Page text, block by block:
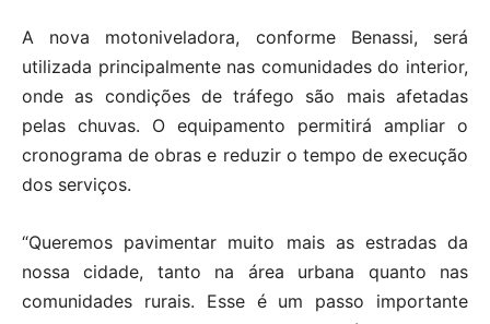
A nova motoniveladora, conforme Benassi, será
utilizada principalmente nas comunidades do interior,
onde as condições de tráfego são mais afetadas
pelas chuvas. O equipamento permitirá ampliar o
cronograma de obras e reduzir o tempo de execução
dos serviços.
“Queremos pavimentar muito mais as estradas da
nossa cidade, tanto na área urbana quanto nas
comunidades rurais. Esse é um passo importante